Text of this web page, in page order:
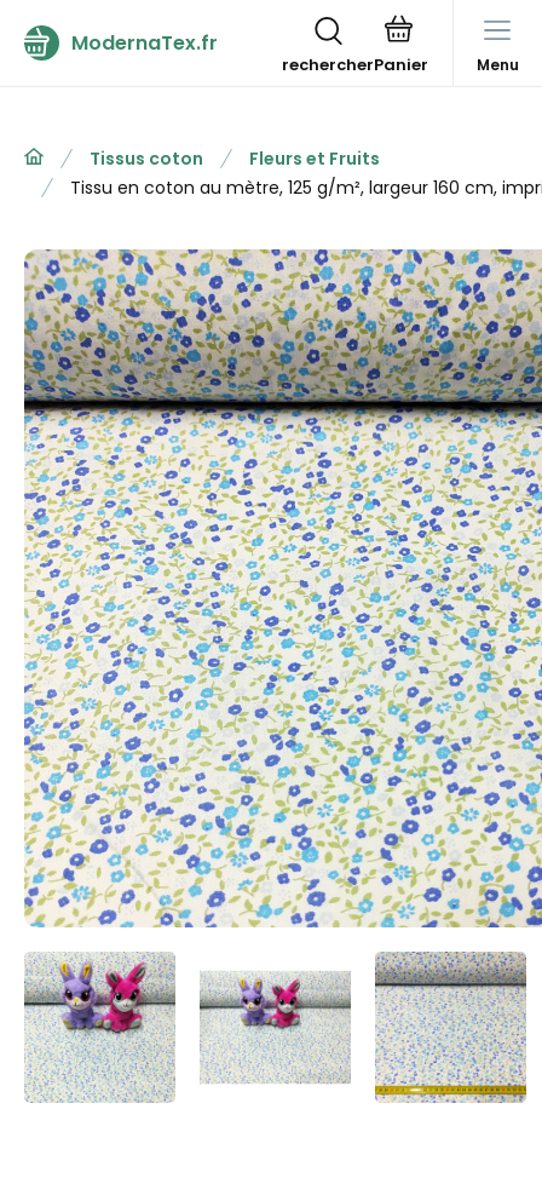
ModernaTex.fr
rechercher Menu
Tissus coton
Fleurs et Fruits
Tissu en coton au mètre, 125 g/m², largeur 160 cm,